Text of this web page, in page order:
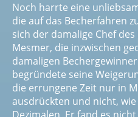
Noch harrte eine
die auf das Becherfahren
sich der damalige Chef
Mesmer, die inzwischen
damaligen
begründete seine
die errungene Zeit nur in
ausdrückten und nicht,